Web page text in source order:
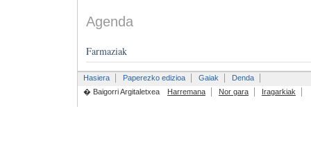
Agenda
Farmaziak
Hasiera Paperezko edizioa Gaiak
Denda
� Baigorri Argitaletxea
Harremana Nor gara Iragarkiak